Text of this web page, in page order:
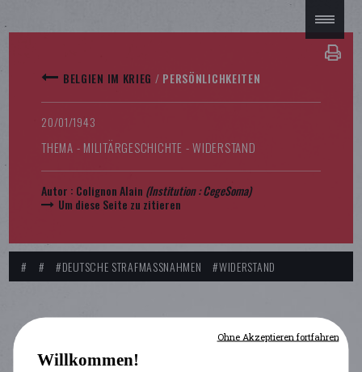
BELGIEN IM KRIEG / PERSÖNLICHKEITEN
20/01/1943
THEMA - MILITÄRGESCHICHTE - WIDERSTAND
Autor : Colignon Alain (Institution :CegeSoma)
Um diese Seite zu zitieren
# # #DEUTSCHE STRAFMASSNAHMEN #WIDERSTAND
Willkommen!
Ohne Akzeptieren fortfahren